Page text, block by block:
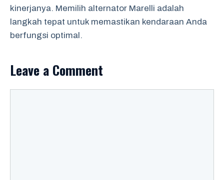
kinerjanya. Memilih alternator Marelli adalah
langkah tepat untuk memastikan kendaraan Anda
berfungsi optimal.
Leave a Comment